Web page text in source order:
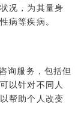
况，为其量身
病等疾病。
询服务，包括但
以针对不同人
帮助个人改变